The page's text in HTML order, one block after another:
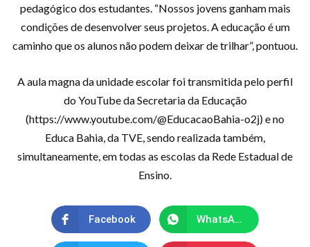
pedagógico dos estudantes. “Nossos jovens ganham mais
condições de desenvolver seus projetos. A educação é um
caminho que os alunos não podem deixar de trilhar”, pontuou.
A aula magna da unidade escolar foi transmitida pelo perfil
do YouTube da Secretaria da Educação
(https://www.youtube.com/@EducacaoBahia-o2j) e no
Educa Bahia, da TVE, sendo realizada também,
simultaneamente, em todas as escolas da Rede Estadual de
Ensino.
Facebook WhatsApp